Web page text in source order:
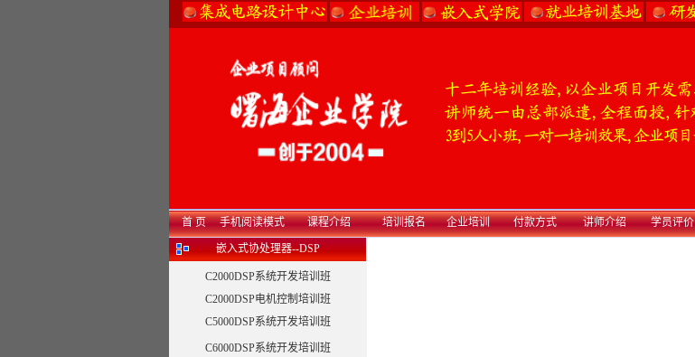
首 页 手机阅读模式 课程介绍 培训报名 企业培训 付款方式 讲师介绍 学员评价
嵌入式协处理器--DSP
C2000DSP系统开发培训班
C2000DSP电机控制培训班
C5000DSP系统开发培训班
C6000DSP系统开发培训班